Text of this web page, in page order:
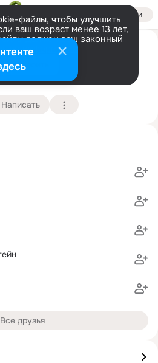
Войти
файлы, чтобы улучшить
ваш возраст менее 13 лет,
должен ваш законный
информации
Настроить
(Стерлинa)
7 сентября (61 год)
Написать
Все друзья